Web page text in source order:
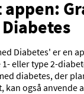
appen:
Diabetes' er en
1- eller type 2-
diabetes, der
kan også anvende